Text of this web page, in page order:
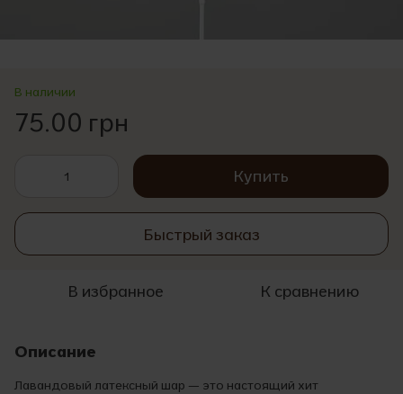
В наличии
75.00 грн
Купить
Быстрый заказ
В избранное К сравнению
Описание
Лавандовый латексный шар — это настоящий хит